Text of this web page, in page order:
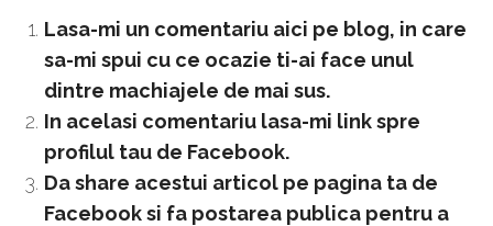
Lasa-mi un comentariu aici pe blog, in care
sa-mi spui cu ce ocazie ti-ai face unul
dintre machiajele de mai sus.
In acelasi comentariu lasa-mi link spre
profilul tau de Facebook.
Da share acestui articol pe pagina ta de
Facebook si fa postarea publica pentru a